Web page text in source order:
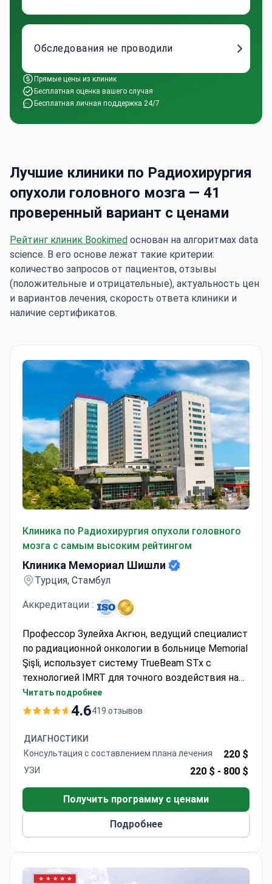
Обследования не проводили
Прямые цены из клиник
Бесплатная оценка вашего случая
Бесплатная личная поддержка 24/7
Лучшие клиники по Радиохирургия
опухоли головного мозга — 41
проверенный вариант с ценами
Рейтинг клиник Bookimed основан на алгоритмах data
science. В его основе лежат такие критерии:
количество запросов от пациентов, отзывы
(положительные и отрицательные), актуальность цен
и вариантов лечения, скорость ответа клиники и
наличие сертификатов.
Клиника по Радиохирургия опухоли головного
мозга с самым высоким рейтингом
Клиника Мемориал Шишли
Турция, Стамбул
Аккредитации :
Профессор Зулейха Акгюн, ведущий специалист
по радиационной онкологии в больнице Memorial
Şişli, использует систему TrueBeam STx с
технологией IMRT для точного воздействия на
опухоли головного мозга. Пакет
стереотаксической радиохирургии из 5 сеансов
включает лечение, консультацию и
предварительное планирование. Больница
Memorial Şişli имеет аккредитацию JCI и
Читать подробнее
4.6419 отзывов
ДИАГНОСТИКИ
Консультация с составлением плана лечения
220 $
УЗИ 220 $ - 800 $
Получить программу с ценами
Подробнее